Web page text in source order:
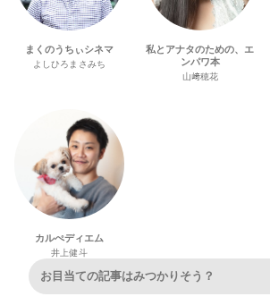
まくのうちぃシネマ
よしひろまさみち
私とアナタのための、エ
ンパワ本
山﨑穂花
カルぺディエム
井上健斗